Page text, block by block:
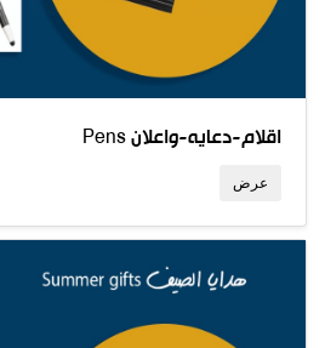
Pens اقلام-دعايه-واعلان
عرض